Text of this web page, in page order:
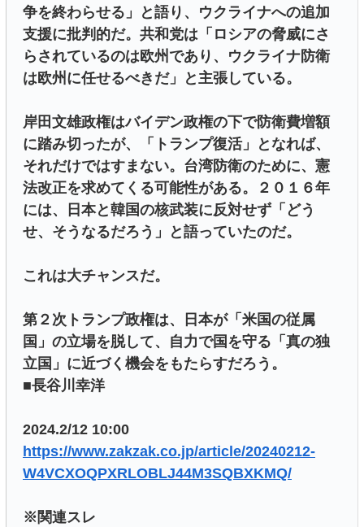
争を終わらせる」と語り、ウクライナへの追加
支援に批判的だ。共和党は「ロシアの脅威にさ
らされているのは欧州であり、ウクライナ防衛
は欧州に任せるべきだ」と主張している。
岸田文雄政権はバイデン政権の下で防衛費増額
に踏み切ったが、「トランプ復活」となれば、
それだけではすまない。台湾防衛のために、憲
法改正を求めてくる可能性がある。２０１６年
には、日本と韓国の核武装に反対せず「どう
せ、そうなるだろう」と語っていたのだ。
これは大チャンスだ。
第２次トランプ政権は、日本が「米国の従属
国」の立場を脱して、自力で国を守る「真の独
立国」に近づく機会をもたらすだろう。
■長谷川幸洋
2024.2/12 10:00
https://www.zakzak.co.jp/article/20240212-
W4VCXOQPXRLOBLJ44M3SQBXKMQ/
※関連スレ